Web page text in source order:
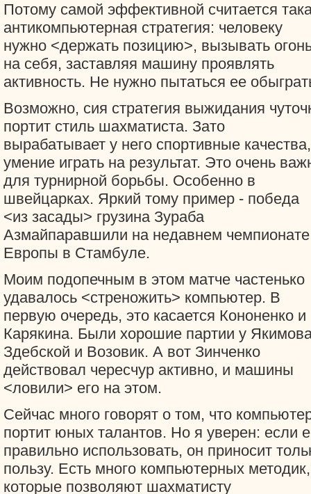
Потому самой эффективной считается
антикомпьютерная стратегия: человеку
нужно <держать позицию>, вызывать
на себя, заставляя машину проявлять
активность. Не нужно пытаться ее
Возможно, сия стратегия выжидания
портит стиль шахматиста. Зато
вырабатывает у него спортивные качества,
умение играть на результат. Это очень
для турнирной борьбы. Особенно в
швейцарках. Яркий тому пример - победа
<из засады> грузина Зураба
Азмайпаравшили на недавнем чемпионате
Европы в Стамбуле.
Моим подопечным в этом матче частенько
удавалось <стреножить> компьютер. В
первую очередь, это касается Кононенко и
Карякина. Были хорошие партии у
Здебской и Возовик. А вот Зинченко
действовал чересчур активно, и машины
<ловили> его на этом.
Сейчас много говорят о том, что
портит юных талантов. Но я уверен: если
правильно использовать, он приносит
пользу. Есть много компьютерных методик,
которые позволяют шахматисту